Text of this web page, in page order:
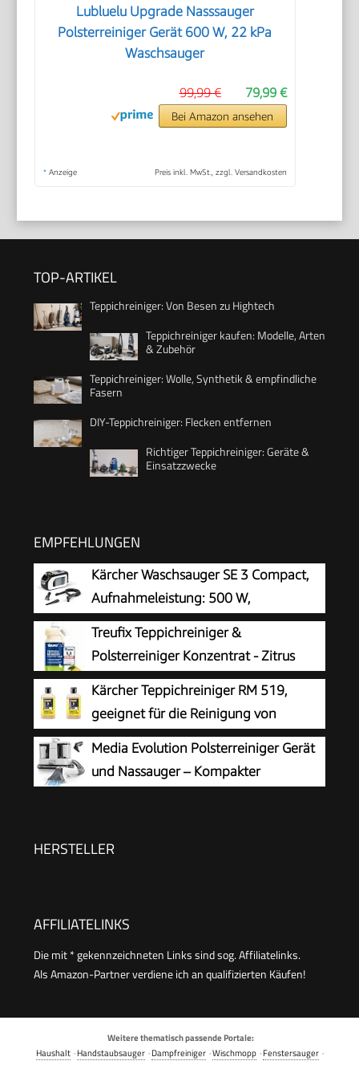
Lubluelu Upgrade Nasssauger
Polsterreiniger Gerät 600 W, 22 kPa
Waschsauger
79,99 €
99,99 €
Bei Amazon ansehen
* Anzeige Preis inkl. MwSt., zzgl. Versandkosten
TOP-ARTIKEL
Teppichreiniger: Von Besen zu Hightech
Teppichreiniger kaufen: Modelle, Arten
& Zubehör
Teppichreiniger: Wolle, Synthetik & empfindliche
Fasern
DIY-Teppichreiniger: Flecken entfernen
Richtiger Teppichreiniger: Geräte &
Einsatzzwecke
EMPFEHLUNGEN
Kärcher Waschsauger SE 3 Compact,
Aufnahmeleistung: 500 W,
Frischwassertank: 1,7 l, Fläche: 2,76
m2, Gewicht: 4,1 kg, Sprühsaugschlauch,
Waschpolsterdüse und Waschfugendüse, Weiß
Treufix Teppichreiniger &
Polsterreiniger Konzentrat - Zitrus
Kärcher Teppichreiniger RM 519,
geeignet für die Reinigung von
Teppichböden, Polstern, Autositzen
etc., 1l Konzentrat ergeben verdünnt 40l
Reinigungsmittel (Packung mit 2)
Media Evolution Polsterreiniger Gerät
und Nassauger – Kompakter
Sofa
HERSTELLER
AFFILIATELINKS
Die mit * gekennzeichneten Links sind sog. Affiliatelinks.
Als Amazon-Partner verdiene ich an qualifizierten Käufen!
Weitere thematisch passende Portale:
Haushalt·Handstaubsauger·Dampfreiniger·Wischmopp·Fenstersauger·